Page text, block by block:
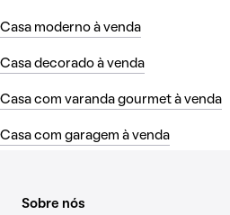
Casa moderno à venda
Casa decorado à venda
Casa com varanda gourmet à venda
Casa com garagem à venda
Sobre nós